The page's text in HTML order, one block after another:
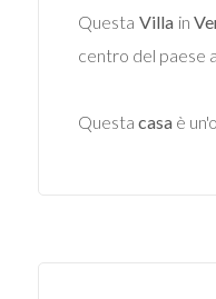
Questa Villain
centro del paese a
Questa casaè
Locali